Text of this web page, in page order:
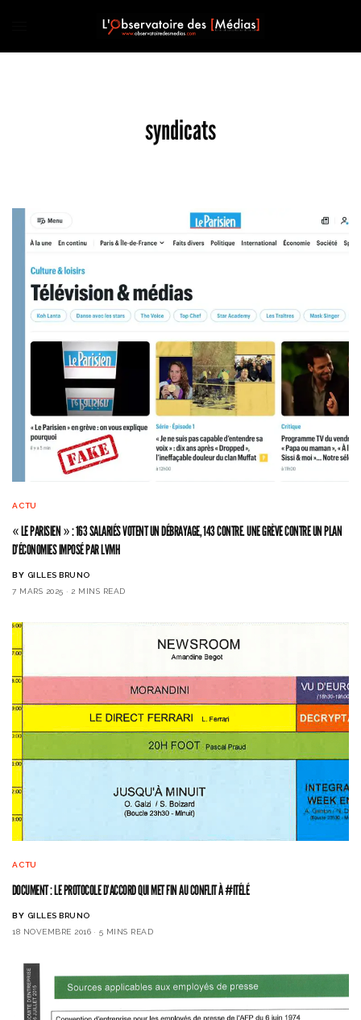
syndicats
ACTU
« LE PARISIEN » : 163 SALARIÉS VOTENT UN DÉBRAYAGE, 143 CONTRE. UNE GRÈVE CONTRE UN PLAN
D’ÉCONOMIES IMPOSÉ PAR LVMH
BY GILLES BRUNO
7 MARS 2025
2 MINS READ
ACTU
DOCUMENT : LE PROTOCOLE D’ACCORD QUI MET FIN AU CONFLIT À #ITÉLÉ
BY GILLES BRUNO
18 NOVEMBRE 2016
5 MINS READ